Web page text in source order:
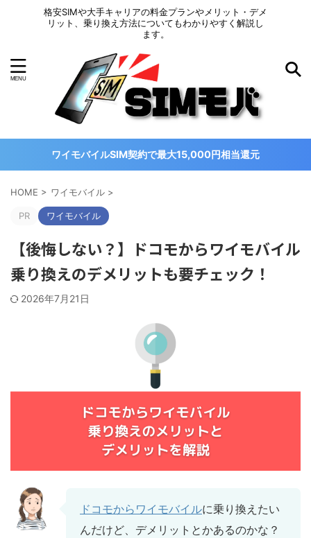
格安SIMや大手キャリアの料金プランやメリット・デメ
リット、乗り換え方法についてもわかりやすく解説し
ます。
ワイモバイルSIM契約で最大15,000円相当還元
HOME > ワイモバイル >
PR ワイモバイル
【後悔しない？】ドコモからワイモバイル
乗り換えのデメリットも要チェック！
2026年7月21日
ドコモからワイモバイルに乗り換えたい
んだけど、デメリットとかあるのかな？